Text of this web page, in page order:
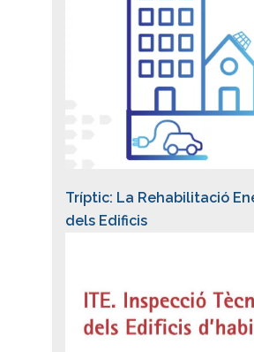
Tríptic: La Rehabilitació
dels Edificis